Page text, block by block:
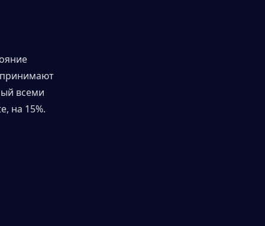
принимают
всеми
на 15%.